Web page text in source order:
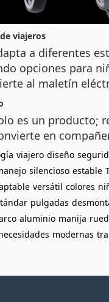
viajeros
a diferentes
opciones para
al maletín
es un producto;
en
viajero diseño
silencioso estable
versátil colores
pulgadas
aluminio manija
modernas